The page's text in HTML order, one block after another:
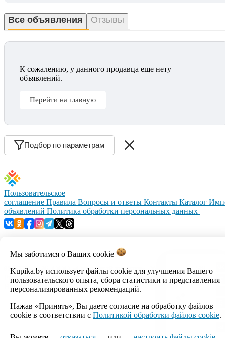
Все объявления Отзывы
К сожалению, у данного продавца еще нету
объявлений.
Перейти на главную
Подбор по параметрам
Мы заботимся о Ваших cookie
Kupika.by использует файлы cookie для улучшения Вашего
пользовательского опыта, сбора статистики и представления
персонализированных рекомендаций.
Нажав «Принять», Вы даете согласие на обработку файлов
cookie в соответствии с Политикой обработки файлов cookie.
Пользовательское
соглашение Правила Вопросы и ответы Контакты Каталог
объявлений Политика обработки персональных данных
© 1999–2026, ООО «Открытый контакт». УНП 100008738.
Республика Беларусь, г.Минск, ул.Кальварийская, 17-518.
Время работы с 09:00 до 18:00.
Настройка cookie